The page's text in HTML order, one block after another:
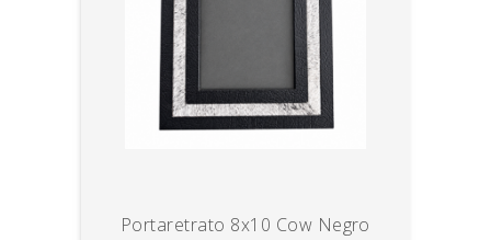
Portaretrato 8x10 Cow Negro